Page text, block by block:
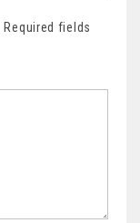
Required fields